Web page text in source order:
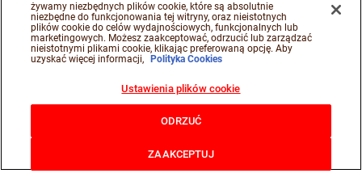
żywamy niezbędnych plików cookie, które są absolutnie
niezbędne do funkcjonowania tej witryny, oraz nieistotnych
plików cookie do celów wydajnościowych, funkcjonalnych lub
marketingowych. Możesz zaakceptować, odrzucić lub zarządzać
nieistotnymi plikami cookie, klikając preferowaną opcję. Aby
uzyskać więcej informacji,
Polityka Cookies
Ustawienia plików cookie
ODRZUĆ
ZAAKCEPTUJ